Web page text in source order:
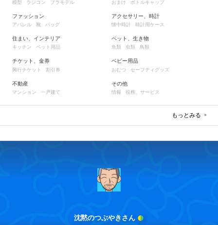
模型 ラジコン プラモデル
ファッション
アパレル 靴 バッグ
住まい、インテリア
キッチン ペット用品
チケット、金券
興行チケット 割引券
不動産
マンション 一戸建て
おまけ ボトルキャップ
アクセサリー、時計
懐中時計 時計用ケース
ペット、生き物
魚類 虫類 鳥類
ベビー用品
おむつ セーフティグッズ
その他
情報 役務、サービス
もっとみる
沈黙のつぶやきさん